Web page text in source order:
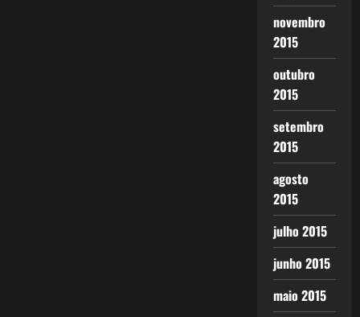
novembro
2015
outubro
2015
setembro
2015
agosto
2015
julho 2015
junho 2015
maio 2015